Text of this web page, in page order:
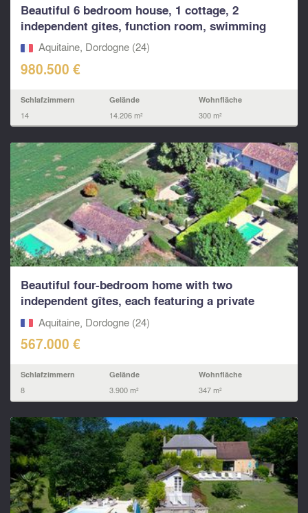
Beautiful 6 bedroom house, 1 cottage, 2
independent gites, function room, swimming
pool...Aquitaine, Dordogne (24)
980.500 €
Schlafzimmern
14
Gelände
14.206 m²
Wohnfläche
300 m²
Beautiful four-bedroom home with two
independent gîtes, each featuring a private
heated pool,
Aquitaine, Dordogne (24)
567.000 €
Schlafzimmern
8
Gelände
3.900 m²
Wohnfläche
347 m²